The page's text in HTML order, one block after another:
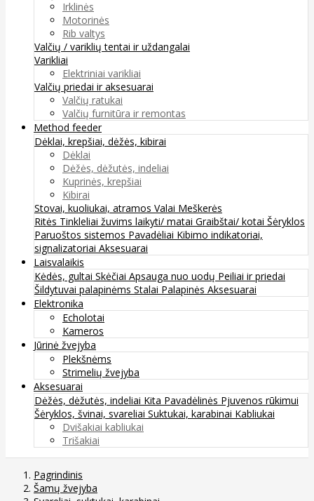
Irklinės
Motorinės
Rib valtys
Valčių / variklių tentai ir uždangalai
Varikliai
Elektriniai varikliai
Valčių priedai ir aksesuarai
Valčių ratukai
Valčių furnitūra ir remontas
Method feeder
Dėklai, krepšiai, dėžės, kibirai
Dėklai
Dėžės, dėžutės, indeliai
Kuprinės, krepšiai
Kibirai
Stovai, kuoliukai, atramos Valai Meškerės
Ritės Tinkleliai žuvims laikyti/ matai Graibštai/ kotai Šėryklos
Paruoštos sistemos Pavadėliai Kibimo indikatoriai,
signalizatoriai Aksesuarai
Laisvalaikis
Kėdės, gultai Skėčiai Apsauga nuo uodų Peiliai ir priedai
Šildytuvai palapinėms Stalai Palapinės Aksesuarai
Elektronika
Echolotai
Kameros
Jūrinė žvejyba
Plekšnėms
Strimelių žvejyba
Aksesuarai
Dėžės, dėžutės, indeliai Kita Pavadėlinės Pjuvenos rūkimui
Šėryklos, švinai, svareliai Suktukai, karabinai Kabliukai
Dvišakiai kabliukai
Trišakiai
Pagrindinis
Šamų žvejyba